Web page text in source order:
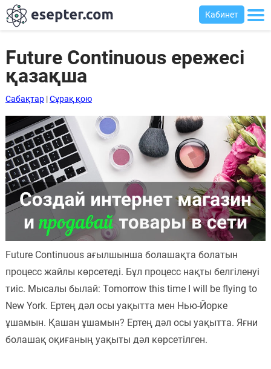
Сабақтар
тақтасы
Кіру
Қазақша-
ағылшынша
сөздік
Ағылшынша-
сөздік
Пәндер
Тіркелу
Кабинет
Future Continuous ережесі
қазақша
Сабақтар|Сұрақ қою
Future Continuous ағылшынша болашақта болатын
процесс жайлы көрсетеді. Бұл процесс нақты белгіленуі
тиіс. Мысалы былай: Tomorrow this time I will be flying to
New York. Ертең дәл осы уақытта мен Нью-Йорке
ұшамын. Қашан ұшамын? Ертең дәл осы уақытта. Яғни
болашақ оқиғаның уақыты дәл көрсетілген.